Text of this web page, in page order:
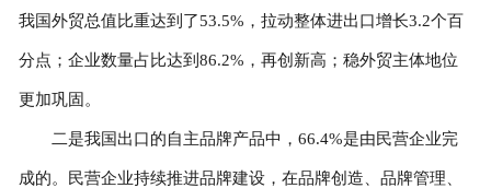
我国外贸总值比重达到了53.5%，拉动整体进出口增长3.2个百
分点；企业数量占比达到86.2%，再创新高；稳外贸主体地位
更加巩固。
二是我国出口的自主品牌产品中，66.4%是由民营企业完
成的。民营企业持续推进品牌建设，在品牌创造、品牌管理、